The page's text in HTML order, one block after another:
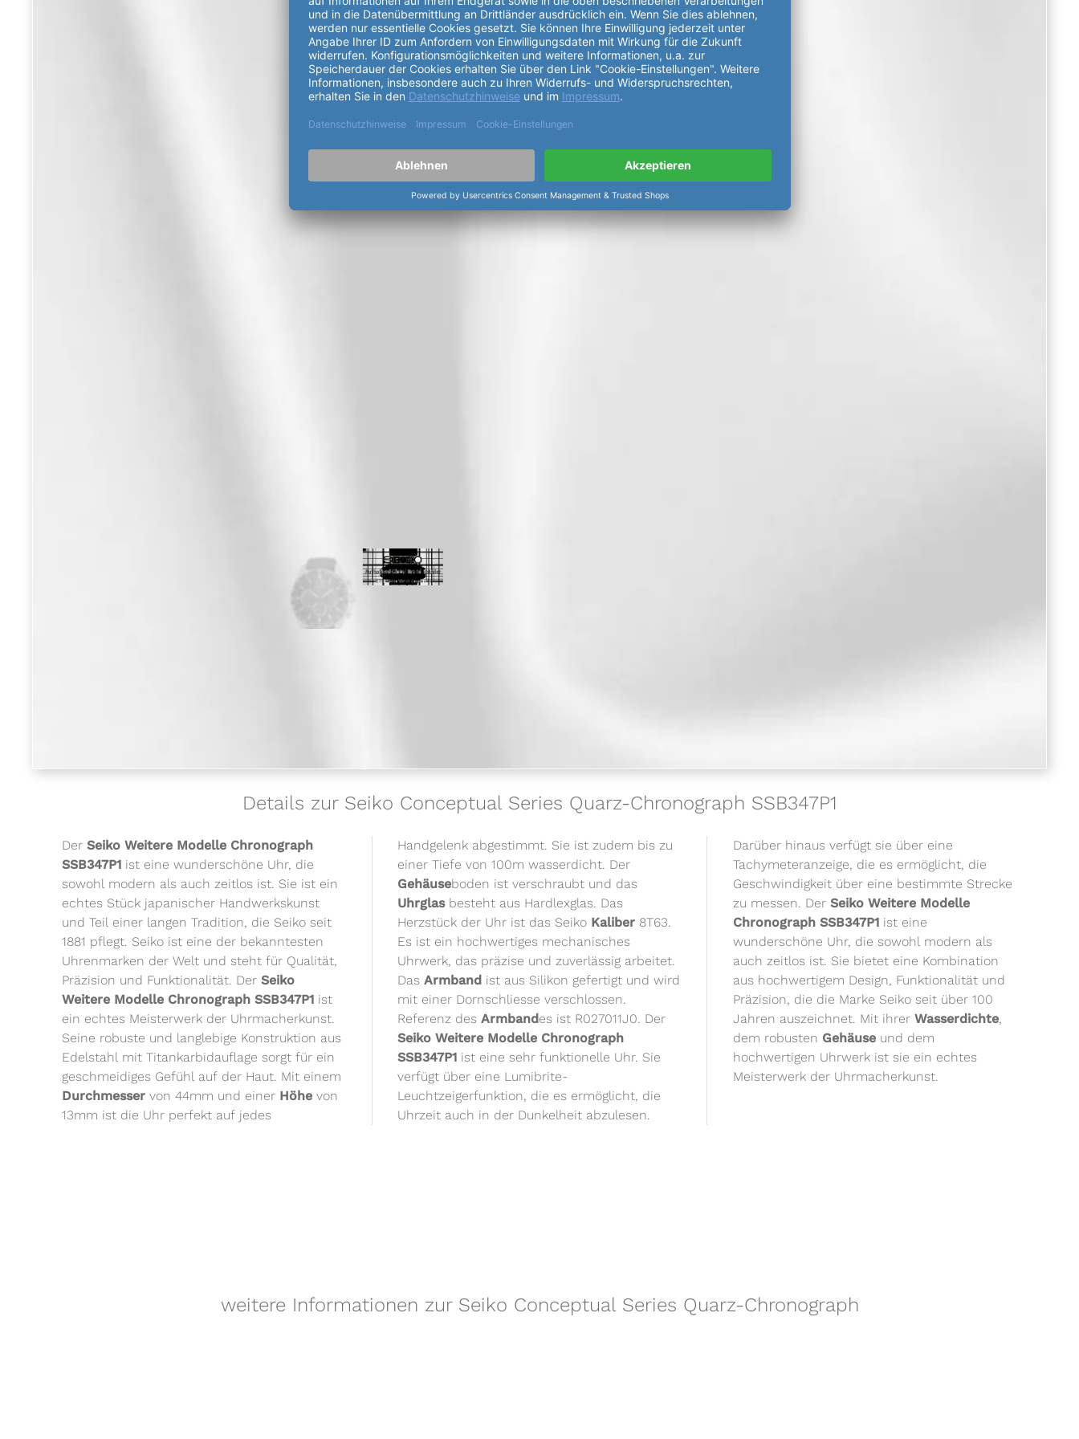
Details zur Seiko Conceptual Series Quarz-Chronograph SSB347P1
DerSeiko Weitere Modelle Chronograph
SSB347P1 ist eine wunderschöne Uhr, die
sowohl modern als auch zeitlos ist. Sie ist ein
echtes Stück japanischer Handwerkskunst
und Teil einer langen Tradition, die Seiko seit
1881 pflegt. Seiko ist eine der bekanntesten
Uhrenmarken der Welt und steht für Qualität,
Präzision und Funktionalität. DerSeiko
Weitere Modelle Chronograph SSB347P1 ist
ein echtes Meisterwerk der Uhrmacherkunst.
Seine robuste und langlebige Konstruktion aus
Edelstahl mit Titankarbidauflage sorgt für ein
geschmeidiges Gefühl auf der Haut. Mit einem
Durchmesser von 44mm und einer Höhe von
13mm ist die Uhr perfekt auf jedes
Handgelenk abgestimmt. Sie ist zudem bis zu
einer Tiefe von 100m wasserdicht. Der
Gehäuseboden ist verschraubt und das
Uhrglasbesteht aus Hardlexglas. Das
Herzstück der Uhr ist das Seiko Kaliber 8T63.
Es ist ein hochwertiges mechanisches
Uhrwerk, das präzise und zuverlässig arbeitet.
DasArmband ist aus Silikon gefertigt und wird
mit einer Dornschliesse verschlossen.
Referenz desArmband es ist R027011J0. Der
Seiko Weitere Modelle Chronograph
SSB347P1 ist eine sehr funktionelle Uhr. Sie
verfügt über eine Lumibrite-
Leuchtzeigerfunktion, die es ermöglicht, die
Uhrzeit auch in der Dunkelheit abzulesen.
Darüber hinaus verfügt sie über eine
Tachymeteranzeige, die es ermöglicht, die
Geschwindigkeit über eine bestimmte Strecke
zu messen. Der Seiko Weitere Modelle
Chronograph SSB347P1ist eine
wunderschöne Uhr, die sowohl modern als
auch zeitlos ist. Sie bietet eine Kombination
aus hochwertigem Design, Funktionalität und
Präzision, die die Marke Seiko seit über 100
Jahren auszeichnet. Mit ihrer Wasserdichte,
dem robusten Gehäuseund dem
hochwertigen Uhrwerk ist sie ein echtes
Meisterwerk der Uhrmacherkunst.
weitere Informationen zur Seiko Conceptual Series Quarz-Chronograph